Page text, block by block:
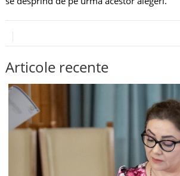
Articole recente